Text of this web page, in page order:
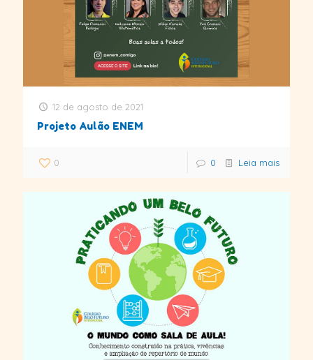
12 de agosto de 2021
Projeto Aulão ENEM
0 0 Leia mais